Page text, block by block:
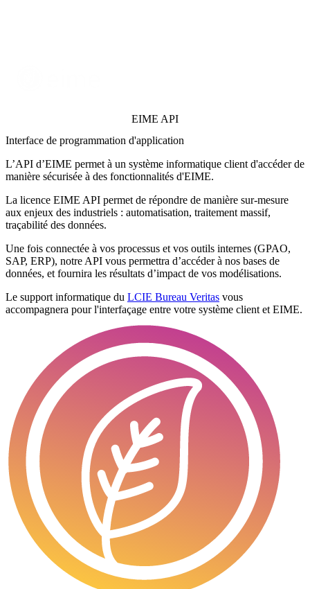
EIME API
Interface de programmation d'application
L’API d’EIME permet à un système informatique client d'accéder de
manière sécurisée à des fonctionnalités d'EIME.
La licence EIME API permet de répondre de manière sur-mesure
aux enjeux des industriels : automatisation, traitement massif,
traçabilité des données.
Une fois connectée à vos processus et vos outils internes (GPAO,
SAP, ERP), notre API vous permettra d’accéder à nos bases de
données, et fournira les résultats d’impact de vos modélisations.
Le support informatique du LCIE Bureau Veritas vous
accompagnera pour l'interfaçage entre votre système client et EIME.